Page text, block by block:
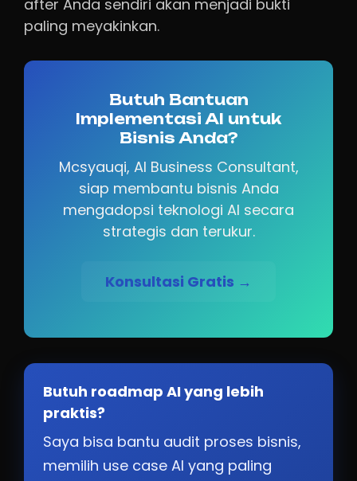
after Anda sendiri akan menjadi bukti
paling meyakinkan.
Butuh Bantuan
Implementasi AI untuk
Bisnis Anda?
Mcsyauqi, AI Business Consultant,
siap membantu bisnis Anda
mengadopsi teknologi AI secara
strategis dan terukur.
Konsultasi Gratis →
Butuh roadmap AI yang lebih
praktis?
Saya bisa bantu audit proses bisnis,
memilih use case AI yang paling